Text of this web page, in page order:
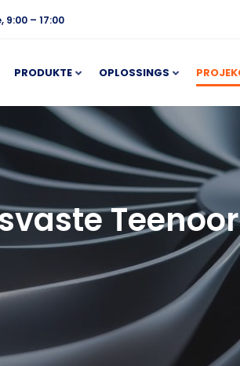
– 17:00
PRODUKTE OPLOSSINGS